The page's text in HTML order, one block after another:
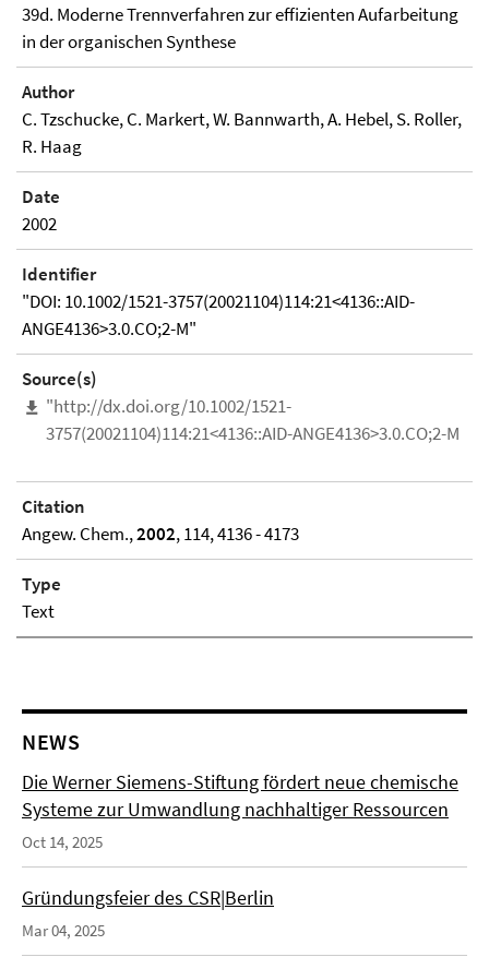
39d. Moderne Trennverfahren zur effizienten Aufarbeitung
in der organischen Synthese
Author
C. Tzschucke, C. Markert, W. Bannwarth, A. Hebel, S. Roller,
R. Haag
Date
2002
Identifier
"DOI: 10.1002/1521-3757(20021104)114:21<4136::AID-
ANGE4136>3.0.CO;2-M"
Source(s)
"http://dx.doi.org/10.1002/1521-
3757(20021104)114:21<4136::AID-ANGE4136>3.0.CO;2-M
Citation
Angew. Chem.,2002, 114, 4136 - 4173
Type
Text
NEWS
Die Werner Siemens-Stiftung fördert neue chemische
Systeme zur Umwandlung nachhaltiger Ressourcen
Oct 14, 2025
Gründungsfeier des CSR|Berlin
Mar 04, 2025